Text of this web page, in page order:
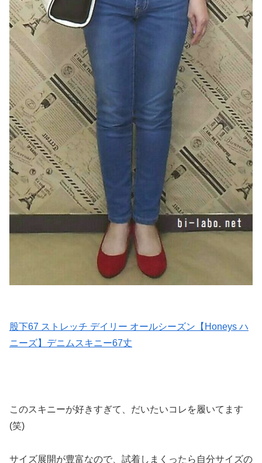
股下67 ストレッチ デイリー オールシーズン【Honeys ハ
ニーズ】デニムスキニー67丈
このスキニーが好きすぎて、だいたいコレを履いてます
(笑)
サイズ展開が豊富なので、試着しまくったら自分サイズの